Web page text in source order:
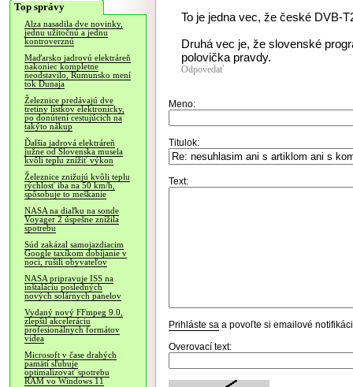
Top správy
Alza nasadila dve novinky,
jednu užitočnú a jednu
kontroverznú
Maďarsko jadrovú elektráreň
nakoniec kompletne
neodstavilo, Rumunsko mení
tok Dunaja
Železnice predávajú dve
tretiny lístkov elektronicky,
po donútení cestujúcich na
takýto nákup
Ďalšia jadrová elektráreň
južne od Slovenska musela
kvôli teplu znížiť výkon
Železnice znižujú kvôli teplu
rýchlosť iba na 50 km/h,
spôsobuje to meškanie
NASA na diaľku na sonde
Voyager 2 úspešne znížila
spotrebu
Súd zakázal samojazdiacim
Google taxíkom dobíjanie v
noci, rušili obyvateľov
NASA pripravuje ISS na
inštaláciu posledných
nových solárnych panelov
Vydaný nový FFmpeg 9.0,
zlepšil akceleráciu
profesionálnych formátov
videa
Microsoft v čase drahých
pamätí sľubuje
optimalizovať spotrebu
RAM vo Windows 11
To je jedna vec, že české DVB-
Druhá vec je, že slovenské
polovička pravdy.
Odpovedať
Meno:
Titulok:
Text:
Prihláste sa a povoľte si emailové
Overovací text: